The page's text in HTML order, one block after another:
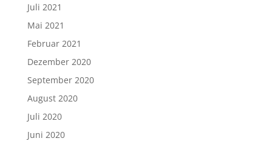
Juli 2021
Mai 2021
Februar 2021
Dezember 2020
September 2020
August 2020
Juli 2020
Juni 2020